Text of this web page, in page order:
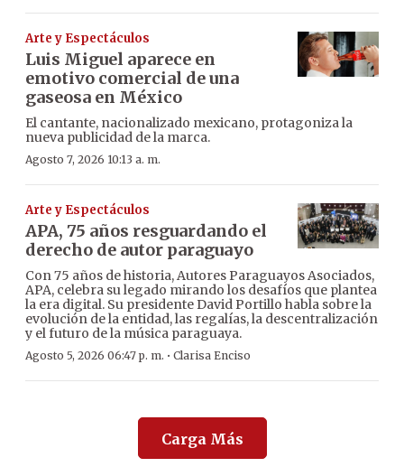
Arte y Espectáculos
Luis Miguel aparece en
emotivo comercial de una
gaseosa en México
El cantante, nacionalizado mexicano, protagoniza la
nueva publicidad de la marca.
Agosto 7, 2026 10:13 a. m.
Arte y Espectáculos
APA, 75 años resguardando el
derecho de autor paraguayo
Con 75 años de historia, Autores Paraguayos Asociados,
APA, celebra su legado mirando los desafíos que plantea
la era digital. Su presidente David Portillo habla sobre la
evolución de la entidad, las regalías, la descentralización
y el futuro de la música paraguaya.
Agosto 5, 2026 06:47 p. m. · Clarisa Enciso
Carga Más